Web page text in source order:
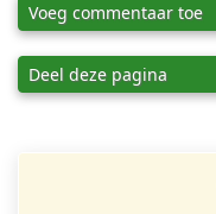
Voeg commentaar toe
Deel deze pagina